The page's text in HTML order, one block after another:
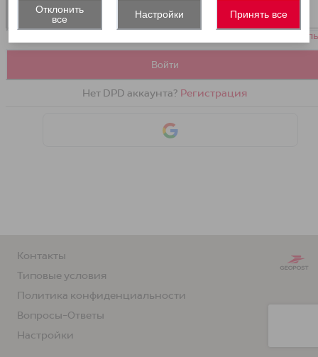
Забыли
Войти
Нет DPD аккаунтa? Регистрация
Контакты
Типовые условия
Политика конфиденциальности
Вопросы-Ответы
Hастройки
Отклонить
все
Настройки Принять все